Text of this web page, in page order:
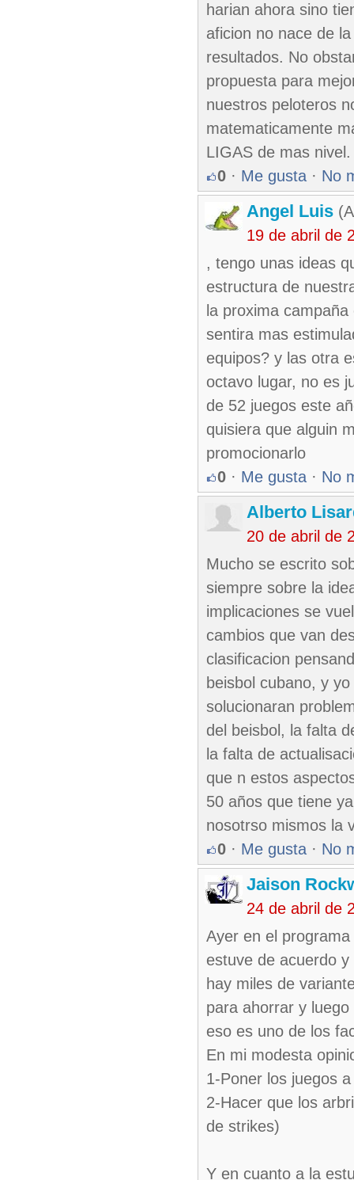
harian ahora sino
aficion no nace de
resultados. No
propuesta para
nuestros peloteros
matematicamente
LIGAS de mas
0 · Me gusta · No
Angel Luis
19 de abril de
, tengo unas ideas
estructura de
la proxima
sentira mas
equipos? y las otra
octavo lugar, no es
de 52 juegos este
quisiera que alguin
promocionarlo
0 · Me gusta · No
Alberto
20 de abril de
Mucho se escrito
siempre sobre la
implicaciones se
cambios que van
clasificacion
beisbol cubano, y
solucionaran
del beisbol, la falta
la falta de
que n estos
50 años que tiene
nosotrso mismos la
0 · Me gusta · No
Jaison
24 de abril de
Ayer en el
estuve de acuerdo
hay miles de
para ahorrar y
eso es uno de los
En mi modesta
1-Poner los juegos
2-Hacer que los
de strikes)
Y en cuanto a la